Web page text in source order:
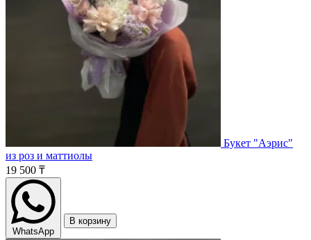
Букет "Аэрис"
из роз и маттиолы
19 500 ₸
WhatsApp
В корзину